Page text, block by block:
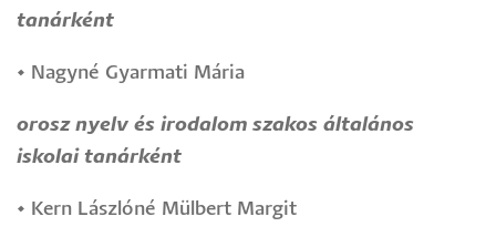
tanárként
• Nagyné Gyarmati Mária
orosz nyelv és irodalom szakos általános
iskolai tanárként
• Kern Lászlóné Mülbert Margit